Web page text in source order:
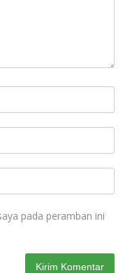
pada peramban ini